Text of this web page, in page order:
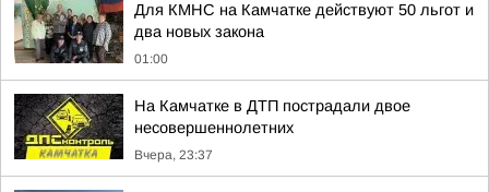
Для КМНС на Камчатке действуют 50 льгот и
два новых закона
01:00
На Камчатке в ДТП пострадали двое
несовершеннолетних
Вчера, 23:37